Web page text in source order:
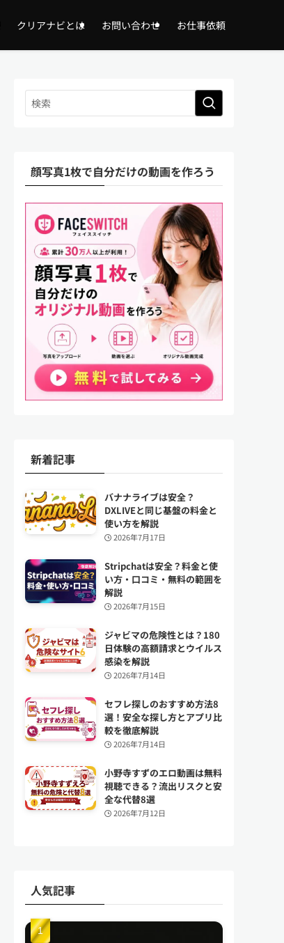
クリアナビとは お問い合わせ お仕事依頼
顔写真1枚で自分だけの動画を作ろう
新着記事
バナナライブは安全？
DXLIVEと同じ基盤の料金と
使い方を解説
2026年7月17日
Stripchatは安全？料金と使
い方・口コミ・無料の範囲を
解説
2026年7月15日
ジャビマの危険性とは？180
日体験の高額請求とウイルス
感染を解説
2026年7月14日
セフレ探しのおすすめ方法8
選！安全な探し方とアプリ比
較を徹底解説
2026年7月14日
小野寺すずのエロ動画は無料
視聴できる？流出リスクと安
全な代替8選
2026年7月12日
人気記事